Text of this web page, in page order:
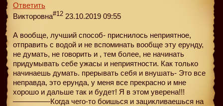
Ответить
Викторовна#12 23.10.2019 09:55
А вообще, лучший способ- приснилось неприятное,
отправить с водой и не вспоминать вообще эту ерунду,
не думать, не говорить и , тем более, не начинать
придумывать себе ужасы и неприятности. Как только
начинаешь думать. прерывать себя и внушать- Это все
неправда, это ерунда, у меня все прекрасно и мне
хорошо и дальше так и будет! Я в этом уверена!!!
—————Когда чего-то боишься и зацикливаешься на